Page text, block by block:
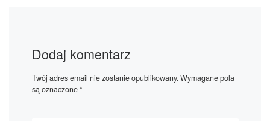
Dodaj komentarz
Twój adres email nie zostanie opublikowany.Wymagane pola
są oznaczone*